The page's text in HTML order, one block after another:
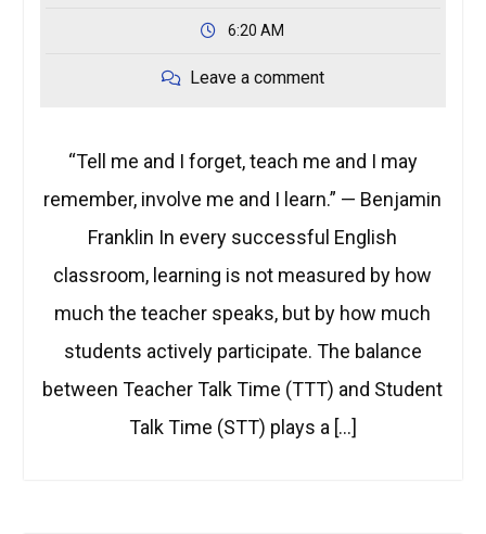
6:20 AM
Leave a comment
“Tell me and I forget, teach me and I may
remember, involve me and I learn.” — Benjamin
Franklin In every successful English
classroom, learning is not measured by how
much the teacher speaks, but by how much
students actively participate. The balance
between Teacher Talk Time (TTT) and Student
Talk Time (STT) plays a […]